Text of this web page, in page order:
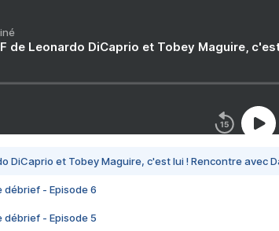
de Leonardo DiCaprio et Tobey Maguire,
DiCaprio et Tobey Maguire, c'est lui ! Rencontre avec
débrief - Episode 6
débrief - Episode 5